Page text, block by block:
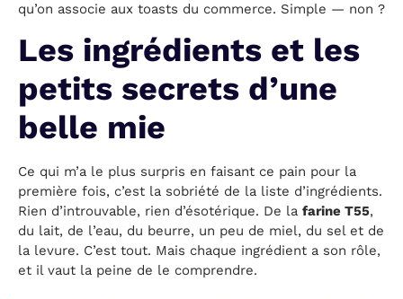
qu’on associe aux toasts du commerce. Simple — non ?
Les ingrédients et les
petits secrets d’une
belle mie
Ce qui m’a le plus surpris en faisant ce pain pour la
première fois, c’est la sobriété de la liste d’ingrédients.
Rien d’introuvable, rien d’ésotérique. De la farine T55,
du lait, de l’eau, du beurre, un peu de miel, du sel et de
la levure. C’est tout. Mais chaque ingrédient a son rôle,
et il vaut la peine de le comprendre.